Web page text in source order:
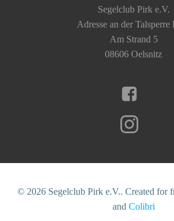
Segelclub Pirk e.V.
Adresse an der Talsperre
Am Strand 5
08606 Oelsnitz
© 2026 Segelclub Pirk e.V.. Created for
and Colibri